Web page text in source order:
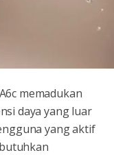
memadukan
daya yang luar
yang aktif